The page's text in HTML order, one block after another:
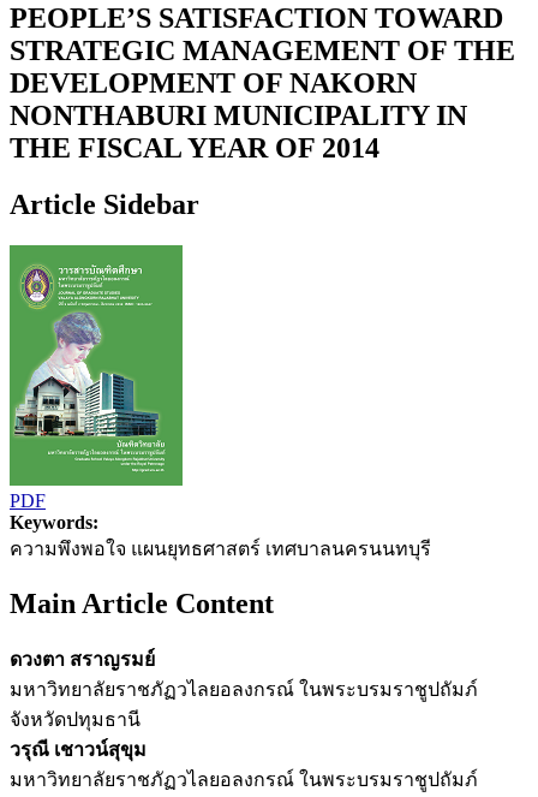
PEOPLE’S SATISFACTION TOWARD
STRATEGIC MANAGEMENT OF THE
DEVELOPMENT OF NAKORN
NONTHABURI MUNICIPALITY IN
THE FISCAL YEAR OF 2014
Article Sidebar
PDF
Keywords:
ความพึงพอใจ แผนยุทธศาสตร์ เทศบาลนครนนทบุรี
Main Article Content
ดวงตา สราญรมย์
มหาวิทยาลัยราชภัฏวไลยอลงกรณ์ ในพระบรมราชูปถัมภ์
จังหวัดปทุมธานี
วรุณี เชาวน์สุขุม
มหาวิทยาลัยราชภัฏวไลยอลงกรณ์ ในพระบรมราชูปถัมภ์